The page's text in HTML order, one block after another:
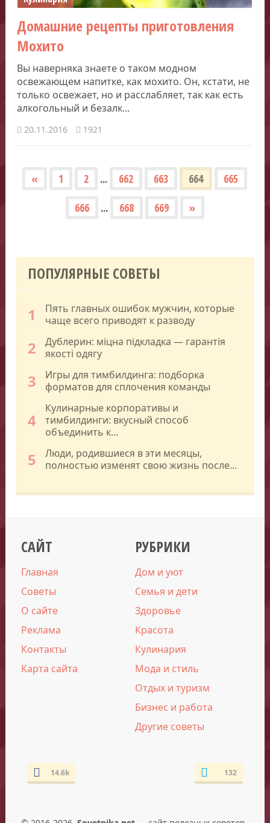
Домашние рецепты приготовления
Мохито
Вы наверняка знаете о таком модном
освежающем напитке, как мохито. Он, кстати, не
только освежает, но и расслабляет, так как есть
алкогольный и безалк...
20.11.2016 1921
« 1 2 ... 662 663 664
665
666
... 668 669 »
ПОПУЛЯРНЫЕ СОВЕТЫ
1
Пять главных ошибок мужчин, которые
чаще всего приводят к разводу
2
Дублерин: міцна підкладка — гарантія
якості одягу
3
Игры для тимбилдинга: подборка
форматов для сплочения команды
4
Кулинарные корпоративы и
тимбилдинги: вкусный способ
объединить к...
5
Люди, родившиеся в эти месяцы,
полностью изменят свою жизнь после...
САЙТ
Главная
Советы
О сайте
Реклама
Контакты
Карта сайта
РУБРИКИ
Дом и уют
Семья и дети
Здоровье
Красота
Кулинария
Мода и стиль
Отдых и туризм
Бизнес и работа
Другие советы
14.6k 132